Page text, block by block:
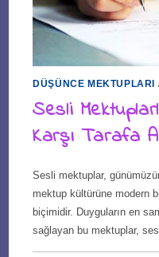
DÜŞÜNCE MEKTUPLARI
Sesli
Karşı Tarafa
Sesli mektuplar,
mektup kültürüne modern
biçimidir. Duyguların en
sağlayan bu mektuplar,